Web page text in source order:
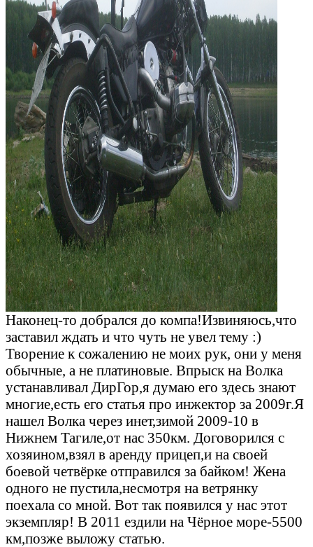
Наконец-то добрался до компа!Извиняюсь,что
заставил ждать и что чуть не увел тему :)
Творение к сожалению не моих рук, они у меня
обычные, а не платиновые. Впрыск на Волка
устанавливал ДирГор,я думаю его здесь знают
многие,есть его статья про инжектор за 2009г.Я
нашел Волка через инет,зимой 2009-10 в
Нижнем Тагиле,от нас 350км. Договорился с
хозяином,взял в аренду прицеп,и на своей
боевой четвёрке отправился за байком! Жена
одного не пустила,несмотря на ветрянку
поехала со мной. Вот так появился у нас этот
экземпляр! В 2011 ездили на Чёрное море-5500
км,позже выложу статью.